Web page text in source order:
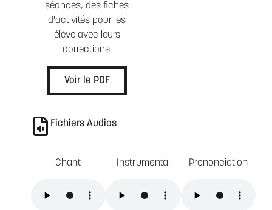
séances, des fiches
d'activités pour les
élève avec leurs
corrections.
Voir le PDF
Fichiers Audios
Chant Instrumental Prononciation